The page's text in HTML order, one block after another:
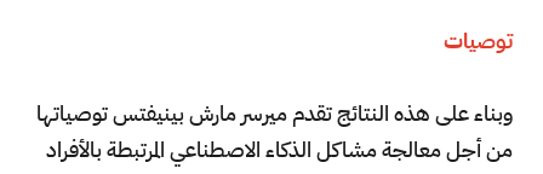
توصيات
وبناء على هذه النتائج تقدم ميرسر مارش بينيفتس توصياتها
من أجل معالجة مشاكل الذكاء الاصطناعي المرتبطة بالأفراد